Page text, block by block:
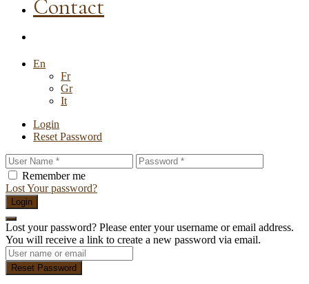
Contact
En
Fr
Gr
It
Login
Reset Password
Remember me
Lost Your password?
Login
Lost your password? Please enter your username or email address.
You will receive a link to create a new password via email.
Reset Password